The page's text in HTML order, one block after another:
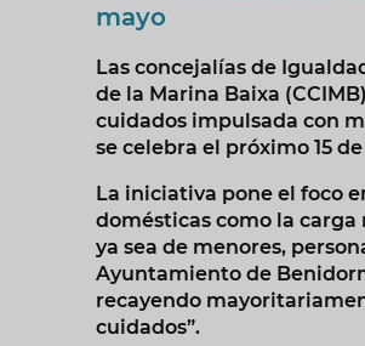
mayo
Las concejalías de
de la Marina Baixa
cuidados impulsada con
se celebra el próximo 15
La iniciativa pone el foco
domésticas como la
ya sea de menores,
Ayuntamiento de
recayendo
cuidados”.